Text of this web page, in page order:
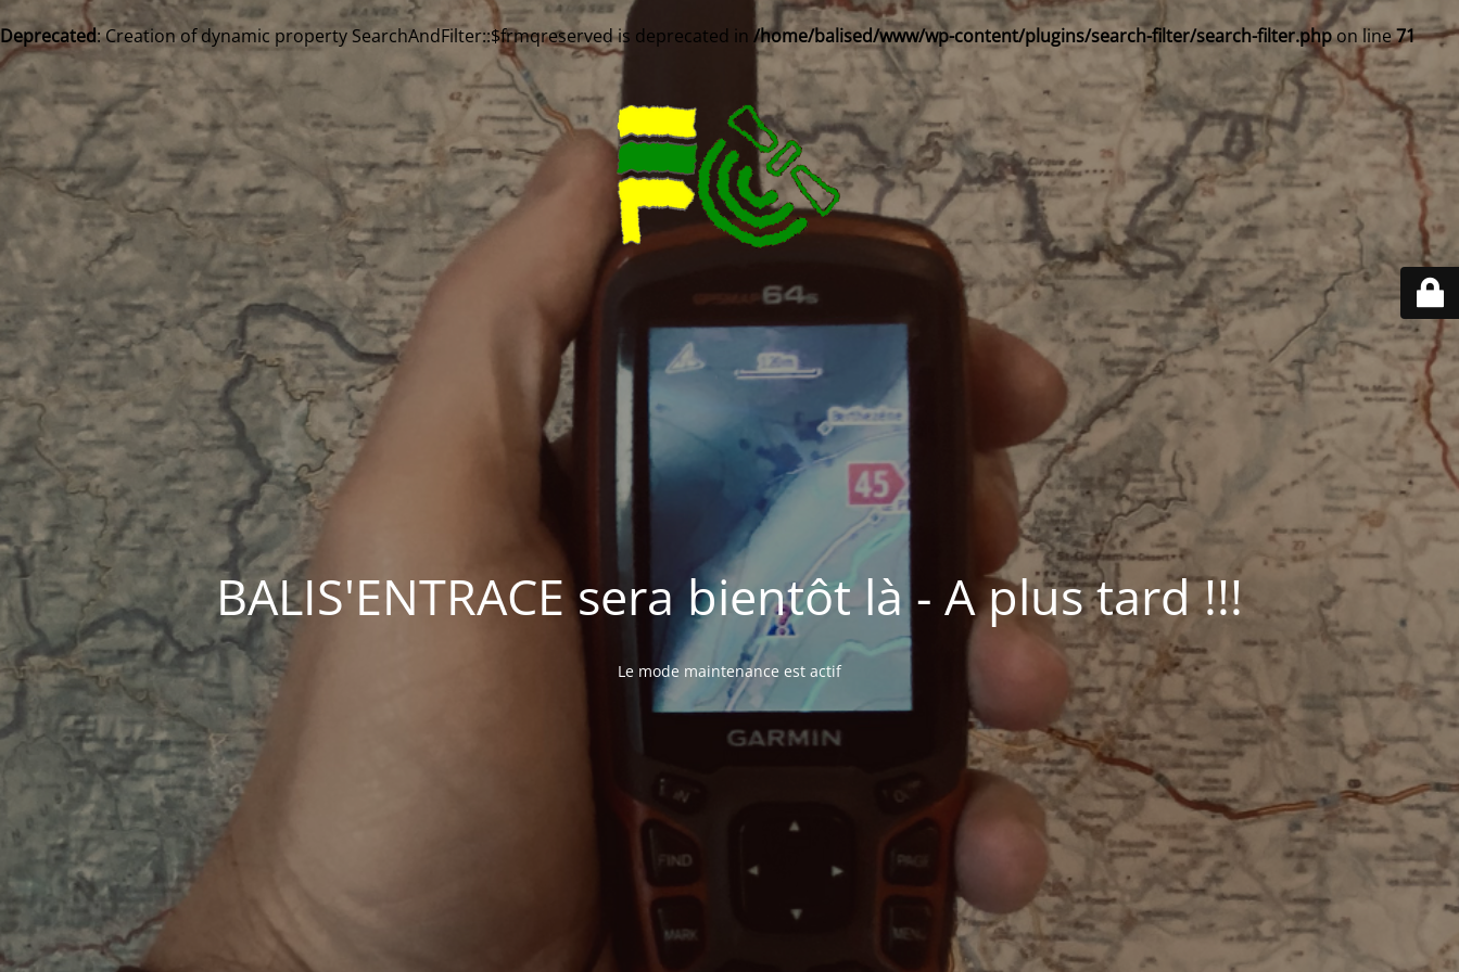
Deprecated: Creation of dynamic property SearchAndFilter::$frmqreserved is deprecated in /home/balised/www/wp-content/plugins/search-filter/search-filter.phpon line71
BALIS'ENTRACE sera bientôt là - A plus tard !!!
Le mode maintenance est actif